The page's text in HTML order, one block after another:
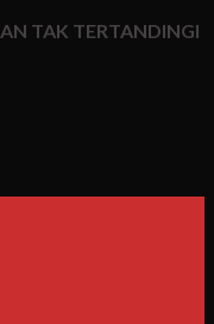
TAK TERTANDINGI